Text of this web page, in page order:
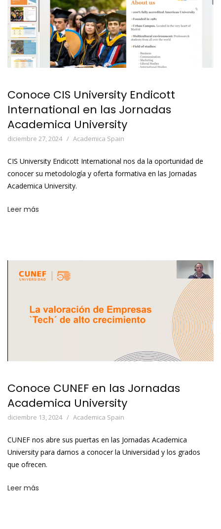
Conoce CIS University Endicott
International en las Jornadas
Academica University
diciembre 27, 2024 Academica Spain
CIS University Endicott International nos da la oportunidad de
conocer su metodología y oferta formativa en las Jornadas
Academica University.
Leer más
Conoce CUNEF en las Jornadas
Academica University
diciembre 13, 2024 Academica Spain
CUNEF nos abre sus puertas en las Jornadas Academica
University para darnos a conocer la Universidad y los grados
que ofrecen.
Leer más